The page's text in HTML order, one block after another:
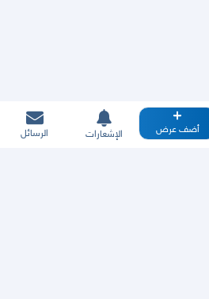
أضف عرض الإشعارات الرسائل